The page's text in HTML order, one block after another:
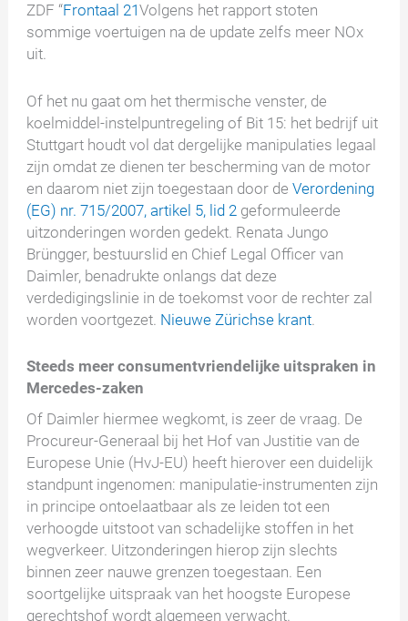
ZDF “Frontaal 21Volgens het rapport stoten
sommige voertuigen na de update zelfs meer NOx
uit.
Of het nu gaat om het thermische venster, de
koelmiddel-instelpuntregeling of Bit 15: het bedrijf uit
Stuttgart houdt vol dat dergelijke manipulaties legaal
zijn omdat ze dienen ter bescherming van de motor
en daarom niet zijn toegestaan door deVerordening
(EG) nr. 715/2007, artikel 5, lid 2 geformuleerde
uitzonderingen worden gedekt. Renata Jungo
Brüngger, bestuurslid en Chief Legal Officer van
Daimler, benadrukte onlangs dat deze
verdedigingslinie in de toekomst voor de rechter zal
worden voortgezet. Nieuwe Zürichse krant
Steeds meer consumentvriendelijke uitspraken in
Mercedes-zaken
Of Daimler hiermee wegkomt, is zeer de vraag. De
Procureur-Generaal bij het Hof van Justitie van de
Europese Unie (HvJ-EU) heeft hierover een duidelijk
standpunt ingenomen: manipulatie-instrumenten zijn
in principe ontoelaatbaar als ze leiden tot een
verhoogde uitstoot van schadelijke stoffen in het
wegverkeer. Uitzonderingen hierop zijn slechts
binnen zeer nauwe grenzen toegestaan. Een
soortgelijke uitspraak van het hoogste Europese
gerechtshof wordt algemeen verwacht.